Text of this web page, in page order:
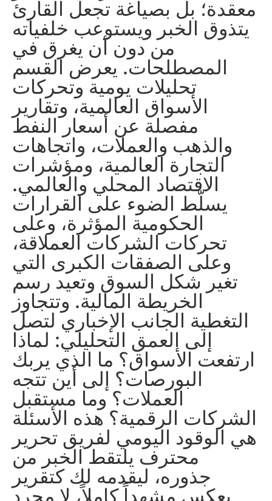
معقدة؛ بل بصياغة تجعل القارئ
يتذوق الخبر ويستوعب خلفياته
من دون أن يغرق في
المصطلحات. يعرض القسم
تحليلات يومية وتحركات
الأسواق العالمية، وتقارير
مفصلة عن أسعار النفط
والذهب والعملات، واتجاهات
التجارة العالمية، ومؤشرات
الاقتصاد المحلي والعالمي.
يسلّط الضوء على القرارات
الحكومية المؤثرة، وعلى
تحركات الشركات العملاقة،
وعلى الصفقات الكبرى التي
تغير شكل السوق وتعيد رسم
الخريطة المالية. وتتجاوز
التغطية الجانب الإخباري لتصل
إلى العمق التحليلي: لماذا
ارتفعت الأسواق؟ ما الذي يربك
البورصات؟ إلى أين تتجه
العملات؟ وما مستقبل
الشركات الرقمية؟ هذه الأسئلة
هي الوقود اليومي لفريق تحرير
محترف يلتقط الخبر من
جذوره، ليقدمه لك كتقرير
يعكس مشهداً كاملاً، لا مجرد